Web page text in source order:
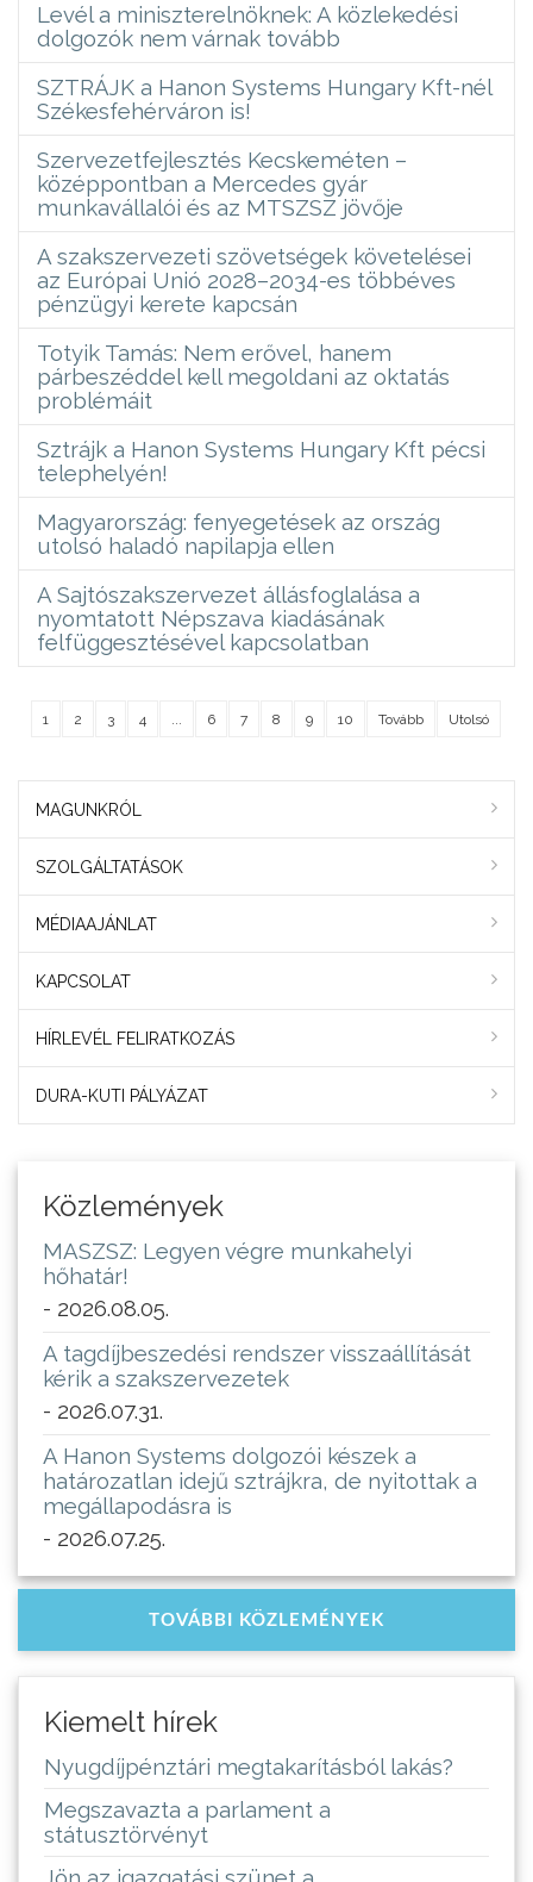
Levél a miniszterelnöknek: A közlekedési
dolgozók nem várnak tovább
SZTRÁJK a Hanon Systems Hungary Kft-nél
Székesfehérváron is!
Szervezetfejlesztés Kecskeméten –
középpontban a Mercedes gyár
munkavállalói és az MTSZSZ jövője
A szakszervezeti szövetségek követelései
az Európai Unió 2028–2034-es többéves
pénzügyi kerete kapcsán
Totyik Tamás: Nem erővel, hanem
párbeszéddel kell megoldani az oktatás
problémáit
Sztrájk a Hanon Systems Hungary Kft pécsi
telephelyén!
Magyarország: fenyegetések az ország
utolsó haladó napilapja ellen
A Sajtószakszervezet állásfoglalása a
nyomtatott Népszava kiadásának
felfüggesztésével kapcsolatban
1 2 3 4 ... 6 7 8 9 10 Tovább Utolsó
MAGUNKRÓL
SZOLGÁLTATÁSOK
MÉDIAAJÁNLAT
KAPCSOLAT
HÍRLEVÉL FELIRATKOZÁS
DURA-KUTI PÁLYÁZAT
Közlemények
MASZSZ: Legyen végre munkahelyi
hőhatár!
- 2026.08.05.
A tagdíjbeszedési rendszer visszaállítását
kérik a szakszervezetek
- 2026.07.31.
A Hanon Systems dolgozói készek a
határozatlan idejű sztrájkra, de nyitottak a
megállapodásra is
- 2026.07.25.
TOVÁBBI KÖZLEMÉNYEK
Kiemelt hírek
Nyugdíjpénztári megtakarításból lakás?
Megszavazta a parlament a
státusztörvényt